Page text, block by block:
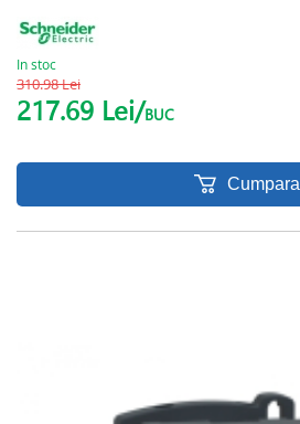
In stoc
310.98 Lei
217.69 Lei/BUC
Cumpara